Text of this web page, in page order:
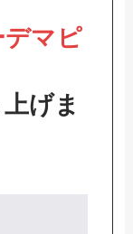
デマピ
げま